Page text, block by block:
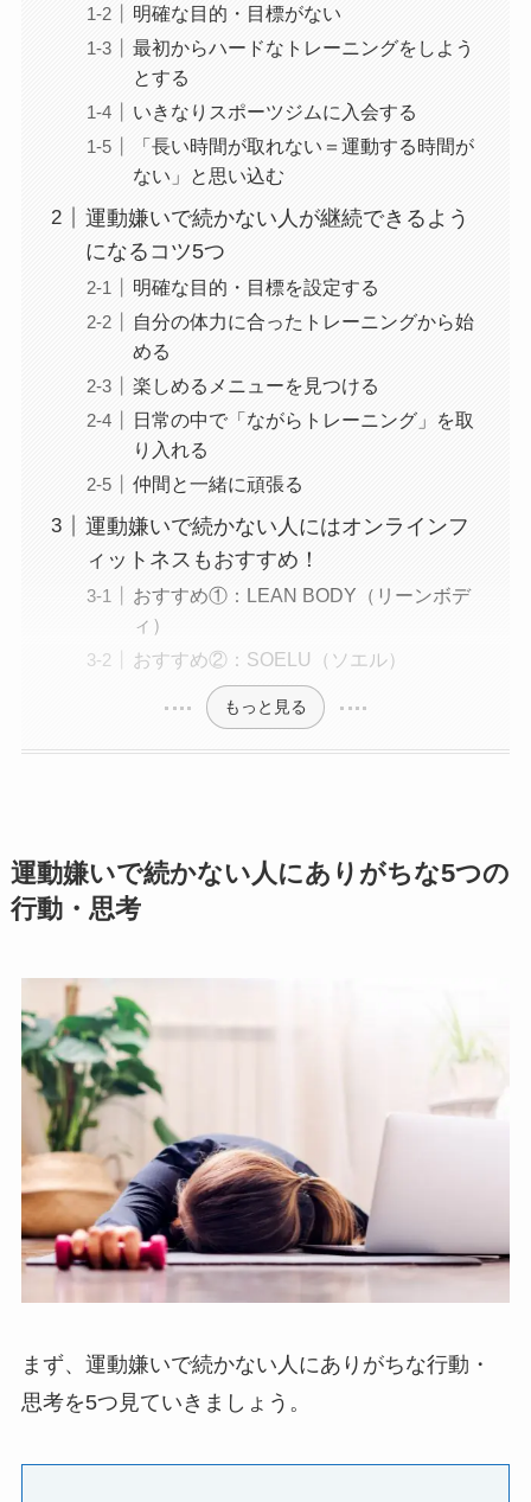
明確な目的・目標がない
最初からハードなトレーニングをしよう
とする
いきなりスポーツジムに入会する
「長い時間が取れない＝運動する時間が
ない」と思い込む
運動嫌いで続かない人が継続できるよう
になるコツ5つ
明確な目的・目標を設定する
自分の体力に合ったトレーニングから始
める
楽しめるメニューを見つける
日常の中で「ながらトレーニング」を取
り入れる
仲間と一緒に頑張る
運動嫌いで続かない人にはオンラインフ
ィットネスもおすすめ！
おすすめ①：LEAN BODY（リーンボデ
ィ）
おすすめ②：SOELU（ソエル）
もっと見る
運動嫌いで続かない人にありがちな5つの
行動・思考
まず、運動嫌いで続かない人にありがちな行動・
思考を5つ見ていきましょう。